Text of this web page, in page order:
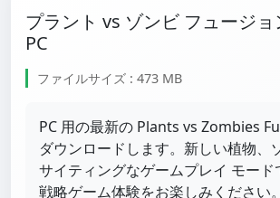
プラント vs ゾンビ フュージョ
PC
ファイルサイズ : 473 MB
PC 用の最新の Plants vs Zombies
ダウンロードします。新しい植物、
サイティングなゲームプレイ モード
戦略ゲーム体験をお楽しみください